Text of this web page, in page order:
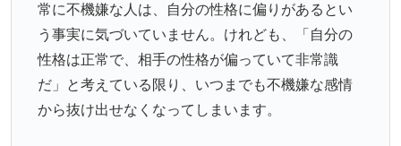
常に不機嫌な人は、自分の性格に偏りがあるとい
う事実に気づいていません。けれども、「自分の
性格は正常で、相手の性格が偏っていて非常識
だ」と考えている限り、いつまでも不機嫌な感情
から抜け出せなくなってしまいます。